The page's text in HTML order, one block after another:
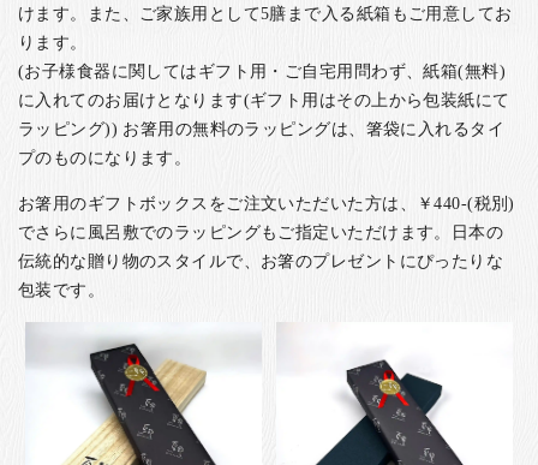
けます。また、ご家族用として5膳まで入る紙箱もご用意してお
ります。
(お子様食器に関してはギフト用・ご自宅用問わず、紙箱(無料)
に入れてのお届けとなります(ギフト用はその上から包装紙にて
ラッピング)) お箸用の無料のラッピングは、箸袋に入れるタイ
プのものになります。
お箸用のギフトボックスをご注文いただいた方は、￥440-(税別)
でさらに風呂敷でのラッピングもご指定いただけます。日本の
伝統的な贈り物のスタイルで、お箸のプレゼントにぴったりな
包装です。